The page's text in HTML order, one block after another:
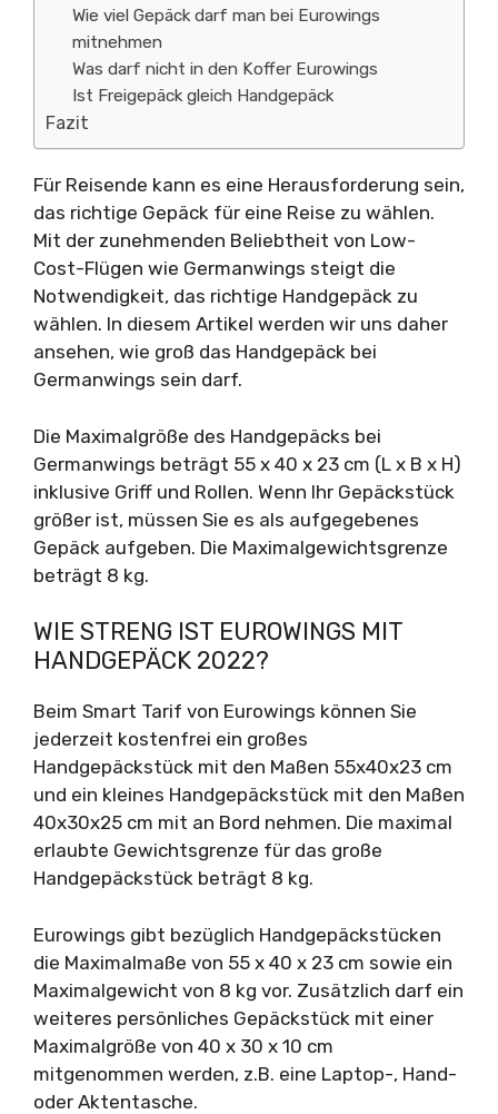
Wie viel Gepäck darf man bei Eurowings
mitnehmen
Was darf nicht in den Koffer Eurowings
Ist Freigepäck gleich Handgepäck
Fazit
Für Reisende kann es eine Herausforderung sein,
das richtige Gepäck für eine Reise zu wählen.
Mit der zunehmenden Beliebtheit von Low-
Cost-Flügen wie Germanwings steigt die
Notwendigkeit, das richtige Handgepäck zu
wählen. In diesem Artikel werden wir uns daher
ansehen, wie groß das Handgepäck bei
Germanwings sein darf.
Die Maximalgröße des Handgepäcks bei
Germanwings beträgt 55 x 40 x 23 cm (L x B x H)
inklusive Griff und Rollen. Wenn Ihr Gepäckstück
größer ist, müssen Sie es als aufgegebenes
Gepäck aufgeben. Die Maximalgewichtsgrenze
beträgt 8 kg.
WIE STRENG IST EUROWINGS MIT
HANDGEPÄCK 2022?
Beim Smart Tarif von Eurowings können Sie
jederzeit kostenfrei ein großes
Handgepäckstück mit den Maßen 55x40x23 cm
und ein kleines Handgepäckstück mit den Maßen
40x30x25 cm mit an Bord nehmen. Die maximal
erlaubte Gewichtsgrenze für das große
Handgepäckstück beträgt 8 kg.
Eurowings gibt bezüglich Handgepäckstücken
die Maximalmaße von 55 x 40 x 23 cm sowie ein
Maximalgewicht von 8 kg vor. Zusätzlich darf ein
weiteres persönliches Gepäckstück mit einer
Maximalgröße von 40 x 30 x 10 cm
mitgenommen werden, z.B. eine Laptop-, Hand-
oder Aktentasche.